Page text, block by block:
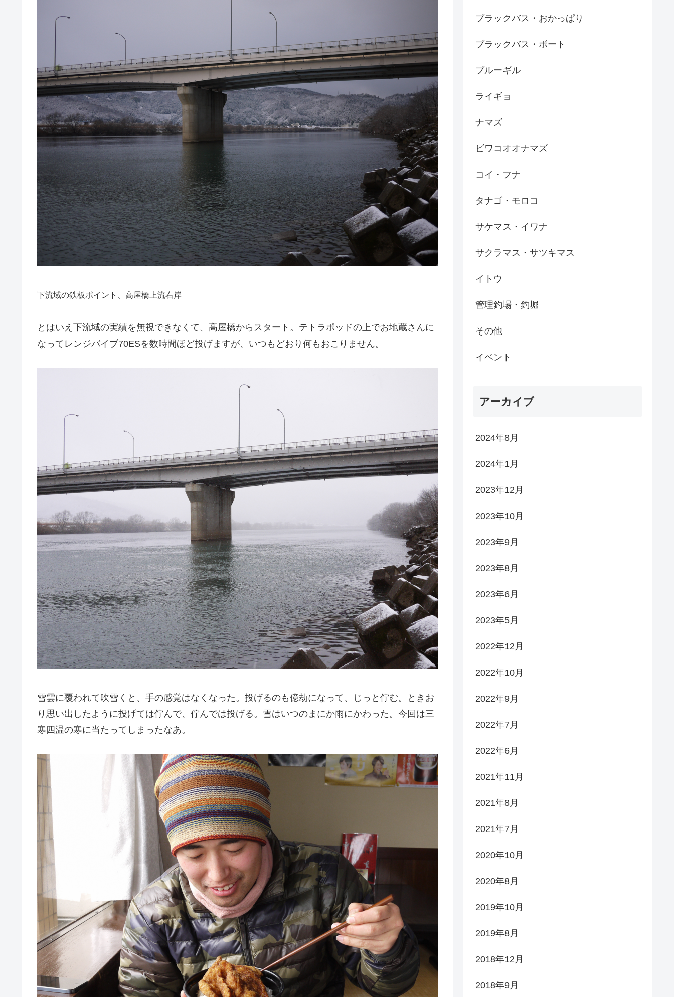
下流域の鉄板ポイント、高屋橋上流右岸
とはいえ下流域の実績を無視できなくて、高屋橋からスタート。テトラポッドの上でお地蔵さんに
なってレンジバイブ70ESを数時間ほど投げますが、いつもどおり何もおこりません。
雪雲に覆われて吹雪くと、手の感覚はなくなった。投げるのも億劫になって、じっと佇む。ときお
り思い出したように投げては佇んで、佇んでは投げる。雪はいつのまにか雨にかわった。今回は三
寒四温の寒に当たってしまったなあ。
ブラックバス・おかっぱり
ブラックバス・ボート
ブルーギル
ライギョ
ナマズ
ビワコオオナマズ
コイ・フナ
タナゴ・モロコ
サケマス・イワナ
サクラマス・サツキマス
イトウ
管理釣場・釣堀
その他
イベント
アーカイブ
2024年8月
2024年1月
2023年12月
2023年10月
2023年9月
2023年8月
2023年6月
2023年5月
2022年12月
2022年10月
2022年9月
2022年7月
2022年6月
2021年11月
2021年8月
2021年7月
2020年10月
2020年8月
2019年10月
2019年8月
2018年12月
2018年9月